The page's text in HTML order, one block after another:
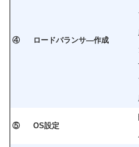
④ ロードバランサ―作成
⑤ OS設定